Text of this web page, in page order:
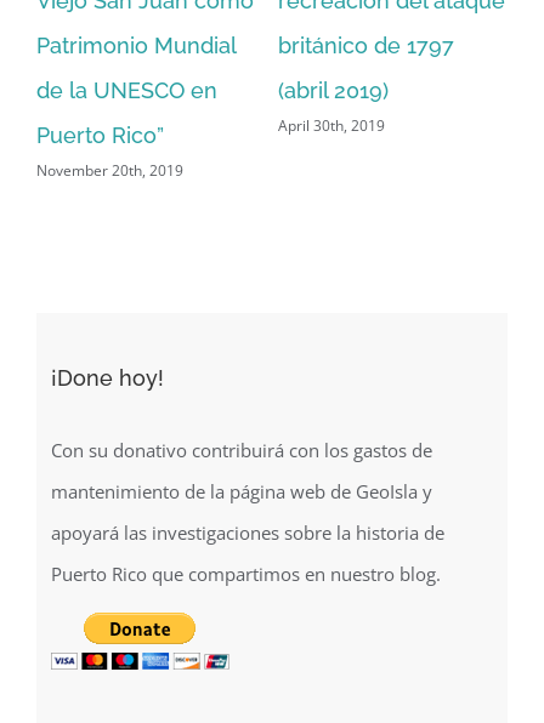
milenaria: Albañiles
del San Juan National
Historic Site”
April 25th, 2019
Urbano
February 5th, 2020
¡Done hoy!
Con su donativo contribuirá con los gastos de
mantenimiento de la página web de GeoIsla y
apoyará las investigaciones sobre la historia de
Puerto Rico que compartimos en nuestro blog.